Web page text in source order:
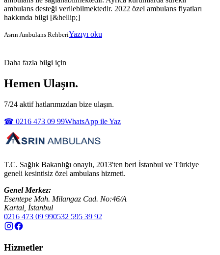
ambulans desteği verilebilmektedir. 2022 özel ambulans fiyatları
hakkında bilgi [&hellip;]
Asrın Ambulans RehberiYazıyı oku
Daha fazla bilgi için
Hemen Ulaşın.
7/24 aktif hatlarımızdan bize ulaşın.
☎ 0216 473 09 99WhatsApp ile Yaz
T.C. Sağlık Bakanlığı onaylı, 2013'ten beri İstanbul ve Türkiye
geneli kesintisiz özel ambulans hizmeti.
Genel Merkez:
Esentepe Mah. Milangaz Cad. No:46/A
Kartal, İstanbul
0216 473 09 990532 595 39 92
Hizmetler